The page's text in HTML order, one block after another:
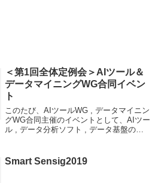
＜第1回全体定例会＞AIツール＆
データマイニングWG合同イベン
ト
このたび、AIツールWG , データマイニン
グWG合同主催のイベントとして、AIツー
ル , データ分析ソフト , データ基盤のご
(水) 15時～17時50分【お申...
Smart Sensig2019